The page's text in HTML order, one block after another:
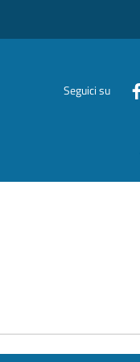
Seguici su